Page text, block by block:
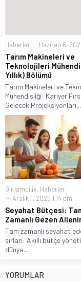
Haberler Haziran 6,
Tarım Makineleri ve
Teknolojileri
Yıllık) Bölümü
Tarım Makineleri ve
Mühendisliği: Kariyer
Gelecek Projeksiyonları...
Girişimcilik, Haberler
Aralık 1, 2025 1:14 pm
Seyahat Bütçesi:
Zamanlı Gezen
Tam zamanlı seyahat
sırları: Akıllı bütçe
dünya...
YORUMLAR